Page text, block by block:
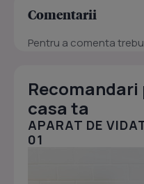
Comentarii
Pentru a comenta
casa ta
APARAT DE
01